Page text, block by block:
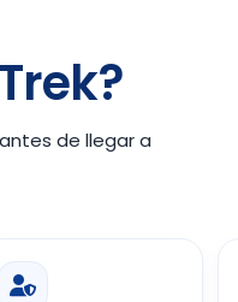
de llegar a